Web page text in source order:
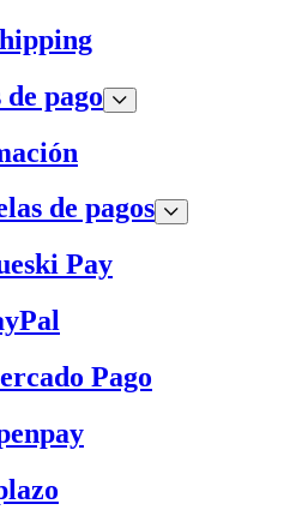
pago
de pagos
Pay
Pago